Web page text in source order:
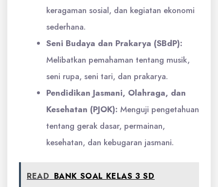
keragaman sosial, dan kegiatan ekonomi
sederhana.
Seni Budaya dan Prakarya (SBdP):
Melibatkan pemahaman tentang musik,
seni rupa, seni tari, dan prakarya.
Pendidikan Jasmani, Olahraga, dan
Kesehatan (PJOK): Menguji pengetahuan
tentang gerak dasar, permainan,
kesehatan, dan kebugaran jasmani.
READ BANK SOAL KELAS 3 SD